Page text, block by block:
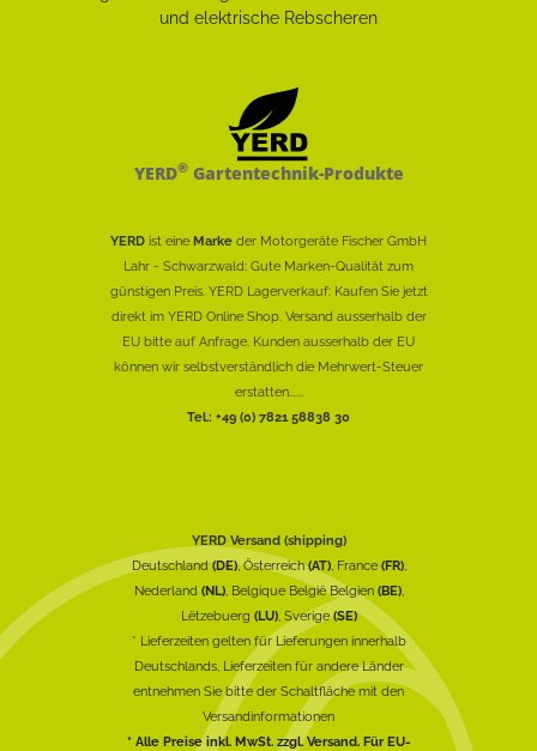
YERD®Gartentechnik-Produkte
YERD ist eine Marke der Motorgeräte Fischer GmbH
Lahr - Schwarzwald: Gute Marken-Qualität zum
günstigen Preis. YERD Lagerverkauf: Kaufen Sie jetzt
direkt im YERD Online Shop. Versand ausserhalb der
EU bitte auf Anfrage. Kunden ausserhalb der EU
können wir selbstverständlich die Mehrwert-Steuer
erstatten......
Tel.: +49 (0) 7821 58838 30
YERD Versand (shipping)
Deutschland(DE), Österreich(AT), France (FR),
Nederland (NL), Belgique België Belgien (BE),
Lëtzebuerg (LU), Sverige(SE)
* Lieferzeiten gelten für Lieferungen innerhalb
Deutschlands, Lieferzeiten für andere Länder
entnehmen Sie bitte der Schaltfläche mit den
Versandinformationen
* Alle Preise inkl. MwSt. zzgl. Versand. Für EU-